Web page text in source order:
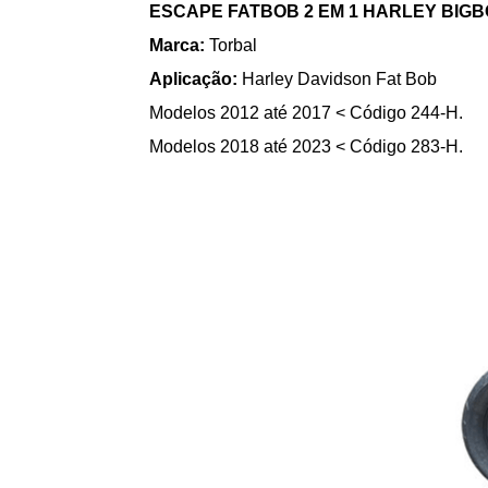
ESCAPE FATBOB 2 EM 1 HARLEY
Marca: Torbal
Aplicação: Harley Davidson Fat Bob
Modelos 2012 até 2017 < Código 244-H.
Modelos 2018 até 2023 < Código 283-H.